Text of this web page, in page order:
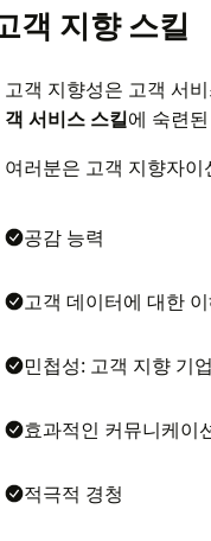
객 지향 스킬
고객 지향성은 고객 서
객 서비스 스킬에 숙련
여러분은 고객 지향자
공감 능력
고객 데이터에 대한
민첩성: 고객 지향 기
효과적인 커뮤니케이
적극적 경청